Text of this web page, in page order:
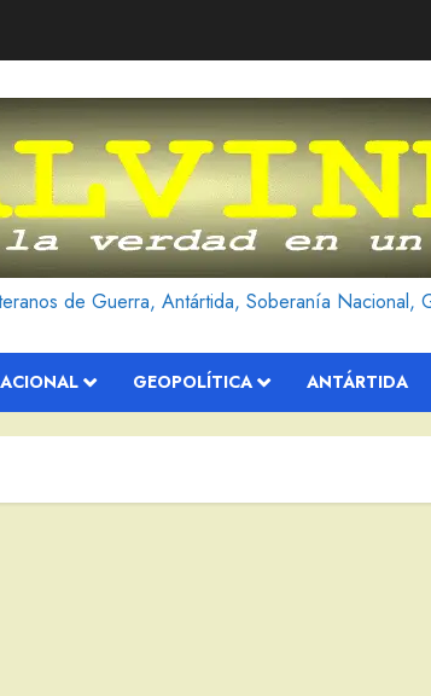
de Guerra, Antártida, Soberanía Nacional,
GEOPOLÍTICA ANTÁRTIDA